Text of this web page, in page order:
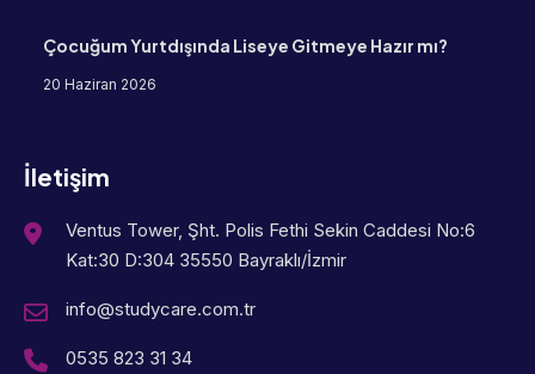
Çocuğum Yurtdışında Liseye Gitmeye Hazır mı?
20 Haziran 2026
İletişim
Ventus Tower, Şht. Polis Fethi Sekin Caddesi No:6
Kat:30 D:304 35550 Bayraklı/İzmir
info@studycare.com.tr
0535 823 31 34